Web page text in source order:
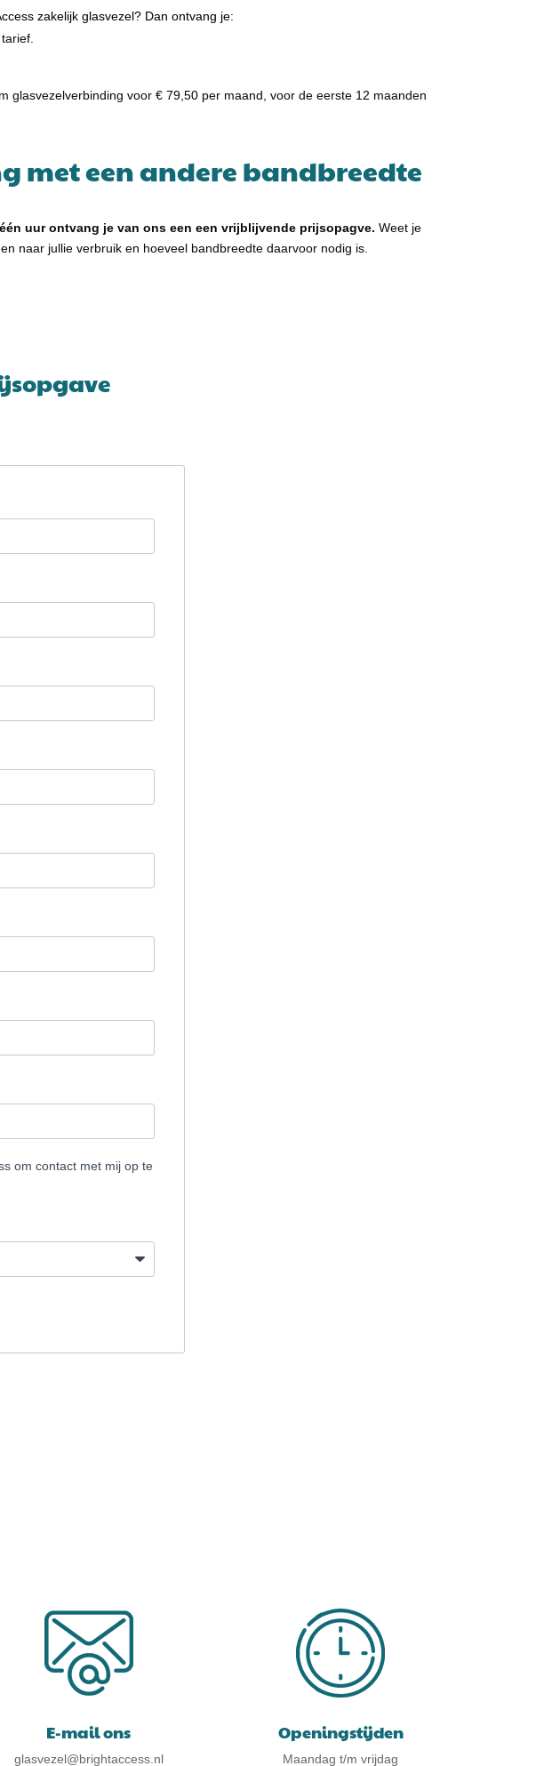
zakelijk glasvezel? Dan ontvang je:
glasvezelverbinding voor € 79,50 per maand, voor de eerste 12 maanden
met een andere bandbreedte
uur ontvang je van ons een een vrijblijvende prijsopagve. Weet je
naar jullie verbruik en hoeveel bandbreedte daarvoor nodig is.
E-mail ons
glasvezel@brightaccess.nl
Openingstijden
Maandag t/m vrijdag